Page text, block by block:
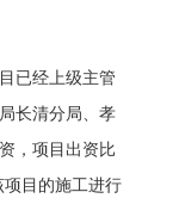
已经上级主管
长清分局、孝
，项目出资比
项目的施工进行